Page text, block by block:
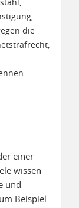
die
einer
wissen
und
Beispiel